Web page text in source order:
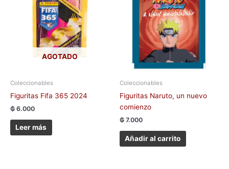
AGOTADO
Coleccionables
Figuritas Fifa 365 2024
₲ 6.000
Leer más
Coleccionables
Figuritas Naruto, un nuevo
comienzo
₲ 7.000
Añadir al carrito